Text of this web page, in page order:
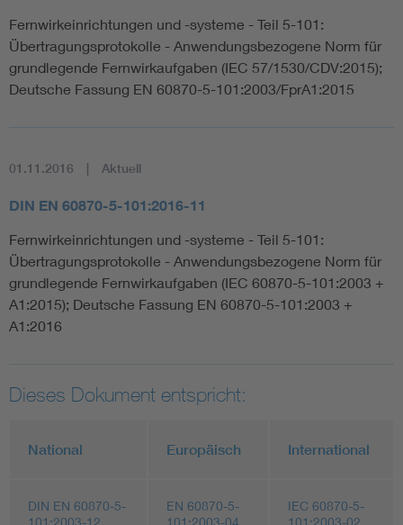
Fernwirkeinrichtungen und -systeme - Teil 5-101:
Übertragungsprotokolle - Anwendungsbezogene Norm für
grundlegende Fernwirkaufgaben (IEC 57/1530/CDV:2015);
Deutsche Fassung EN 60870-5-101:2003/FprA1:2015
01.11.2016 Aktuell
DIN EN 60870-5-101:2016-11
Fernwirkeinrichtungen und -systeme - Teil 5-101:
Übertragungsprotokolle - Anwendungsbezogene Norm für
grundlegende Fernwirkaufgaben (IEC 60870-5-101:2003 +
A1:2015); Deutsche Fassung EN 60870-5-101:2003 +
A1:2016
Dieses Dokument entspricht:
National Europäisch International
DIN EN 60870-5-
101:2003-12
EN 60870-5-
101:2003-04
IEC 60870-5-
101:2003-02